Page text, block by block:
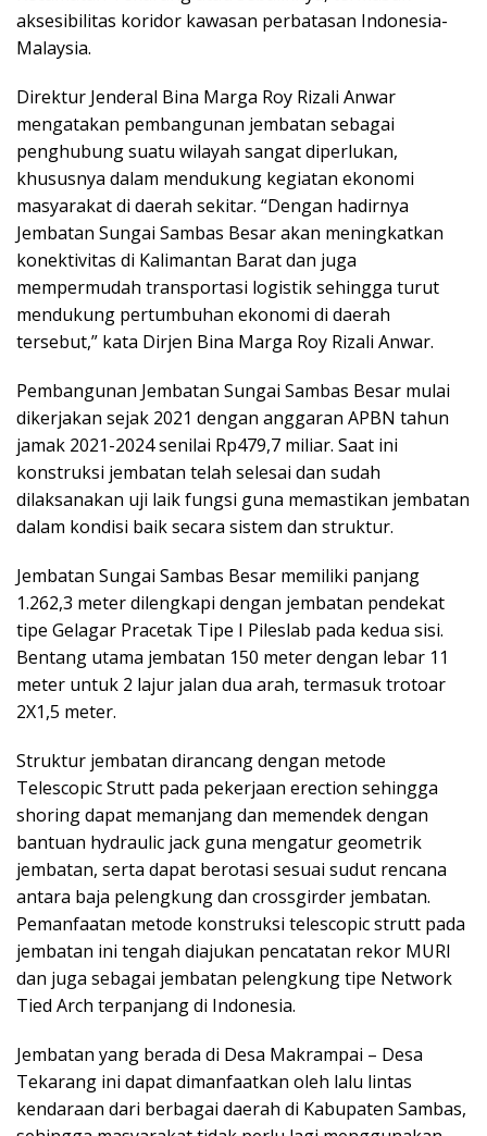
aksesibilitas koridor kawasan perbatasan Indonesia-
Malaysia.
Direktur Jenderal Bina Marga Roy Rizali Anwar
mengatakan pembangunan jembatan sebagai
penghubung suatu wilayah sangat diperlukan,
khususnya dalam mendukung kegiatan ekonomi
masyarakat di daerah sekitar. “Dengan hadirnya
Jembatan Sungai Sambas Besar akan meningkatkan
konektivitas di Kalimantan Barat dan juga
mempermudah transportasi logistik sehingga turut
mendukung pertumbuhan ekonomi di daerah
tersebut,” kata Dirjen Bina Marga Roy Rizali Anwar.
Pembangunan Jembatan Sungai Sambas Besar mulai
dikerjakan sejak 2021 dengan anggaran APBN tahun
jamak 2021-2024 senilai Rp479,7 miliar. Saat ini
konstruksi jembatan telah selesai dan sudah
dilaksanakan uji laik fungsi guna memastikan jembatan
dalam kondisi baik secara sistem dan struktur.
Jembatan Sungai Sambas Besar memiliki panjang
1.262,3 meter dilengkapi dengan jembatan pendekat
tipe Gelagar Pracetak Tipe I Pileslab pada kedua sisi.
Bentang utama jembatan 150 meter dengan lebar 11
meter untuk 2 lajur jalan dua arah, termasuk trotoar
2X1,5 meter.
Struktur jembatan dirancang dengan metode
Telescopic Strutt pada pekerjaan erection sehingga
shoring dapat memanjang dan memendek dengan
bantuan hydraulic jack guna mengatur geometrik
jembatan, serta dapat berotasi sesuai sudut rencana
antara baja pelengkung dan crossgirder jembatan.
Pemanfaatan metode konstruksi telescopic strutt pada
jembatan ini tengah diajukan pencatatan rekor MURI
dan juga sebagai jembatan pelengkung tipe Network
Tied Arch terpanjang di Indonesia.
Jembatan yang berada di Desa Makrampai – Desa
Tekarang ini dapat dimanfaatkan oleh lalu lintas
kendaraan dari berbagai daerah di Kabupaten Sambas,